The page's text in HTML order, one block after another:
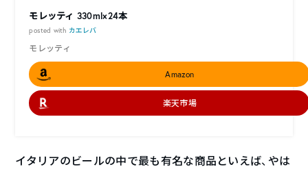
モレッティ 330ml×24本
posted with カエレバ
モレッティ
Amazon
楽天市場
イタリアのビールの中で最も有名な商品といえば、やは